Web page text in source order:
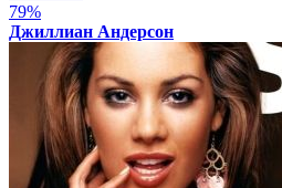
79%
Джиллиан Андерсон